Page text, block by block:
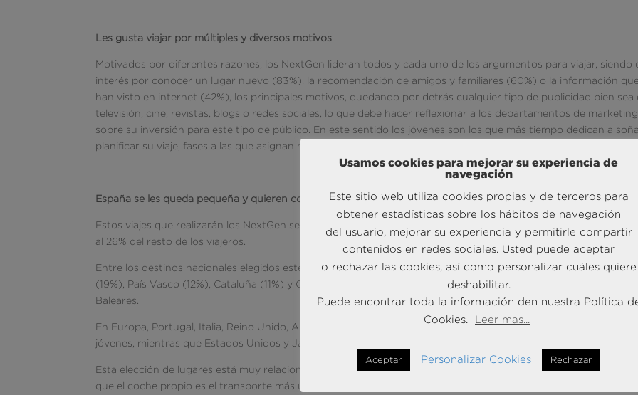
Les gusta viajar por múltiples y diversos motivos
Motivados por diferentes razones, los NextGen lideran todos y cada uno de los argumentos para viajar, siendo
interés por conocer un lugar nuevo (83%), la recomendación de amigos y familiares (60%) o la información
han visto en internet (42%), los principales motivos, quedando por detrás cualquier tipo de publicidad bien sea
televisión, cine, revistas, blogs o redes sociales, lo que debe hacer reflexionar a los departamentos de marketing
sobre su inversión para este tipo de público. En este sentido los jóvenes son los que más tiempo dedican a
planificar su viaje, fases a las que asignan más tiempo que el resto de viajeros.
España se les queda pequeña y quieren conocer mundo
Estos viajes que realizarán los NextGen serán con vocación internacional, con un 32% de ellos al extranjero
al 26% del resto de los viajeros.
Entre los destinos nacionales elegidos este año por los viajeros destacarán principalmente Andalucía (26%),
(19%), País Vasco (12%), Cataluña (11%) y Canarias (11%). Por detrás quedan destinos como Galicia, Castilla y
Baleares.
En Europa, Portugal, Italia, Reino Unido, Alemania y Grecia serán los destinos mayoritariamente elegidos por los
jóvenes, mientras que Estados Unidos y Japón se llevarán la palma en lo que se refiere a horizontes más lejanos.
Esta elección de lugares está muy relacionada con la manera de viajar de las nuevas generaciones, pues a pesar
que el coche propio es el transporte más utilizado, las líneas aéreas low cost, el tren o el autobús son los medios
Usamos cookies para mejorar su experiencia de
navegación
Este sitio web utiliza cookies propias y de terceros para
obtener estadísticas sobre los hábitos de navegación
del usuario, mejorar su experiencia y permitirle compartir
contenidos en redes sociales. Usted puede aceptar
o rechazar las cookies, así como personalizar cuáles quiere
deshabilitar.
Puede encontrar toda la información den nuestra Política
Cookies.
Leer mas...
Aceptar Personalizar Cookies Rechazar